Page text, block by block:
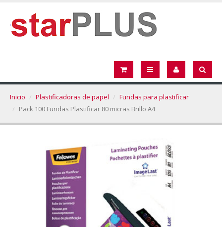
Inicio Plastificadoras de papel
Fundas para plastificar
Pack 100 Fundas Plastificar 80 micras Brillo A4